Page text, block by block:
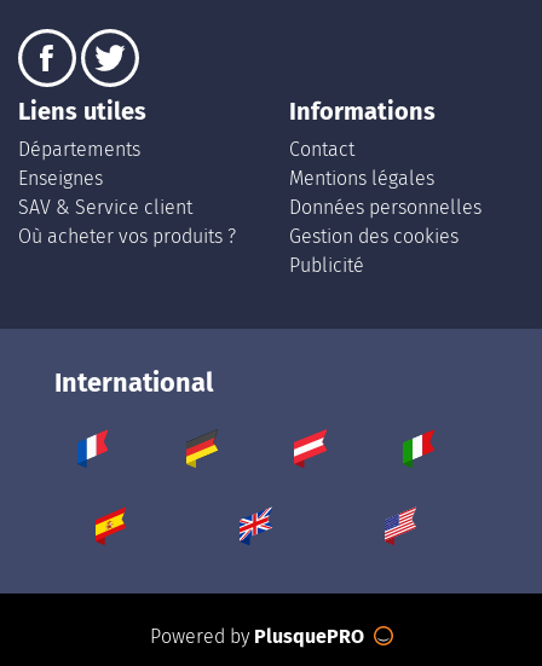
Liens utiles
Départements
Enseignes
SAV & Service client
Où acheter vos produits ?
Informations
Contact
Mentions légales
Données personnelles
Gestion des cookies
Publicité
International
Powered by PlusquePRO